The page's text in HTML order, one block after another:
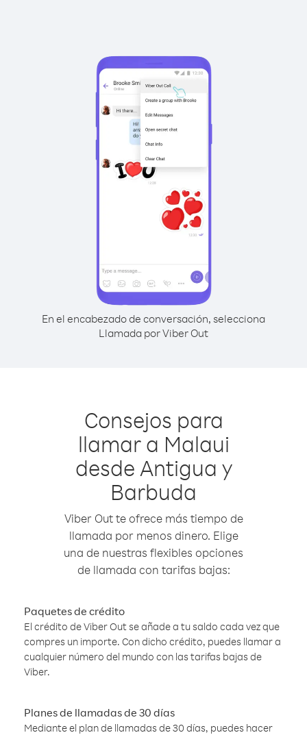
En el encabezado de conversación, selecciona
Llamada por Viber Out
Consejos para
llamar a Malaui
desde Antigua y
Barbuda
Viber Out te ofrece más tiempo de
llamada por menos dinero. Elige
una de nuestras flexibles opciones
de llamada con tarifas bajas:
Paquetes de crédito
El crédito de Viber Out se añade a tu saldo cada vez que
compres un importe. Con dicho crédito, puedes llamar a
cualquier número del mundo con las tarifas bajas de
Viber.
Planes de llamadas de 30 días
Mediante el plan de llamadas de 30 días, puedes hacer